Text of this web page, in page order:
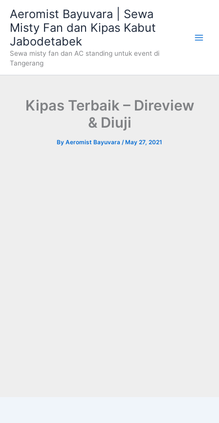
content
Aeromist Bayuvara | Sewa
Misty Fan dan Kipas Kabut
Jabodetabek
Sewa misty fan dan AC standing untuk event di
Tangerang
Kipas Terbaik – Direview
& Diuji
By Aeromist Bayuvara / May 27, 2021